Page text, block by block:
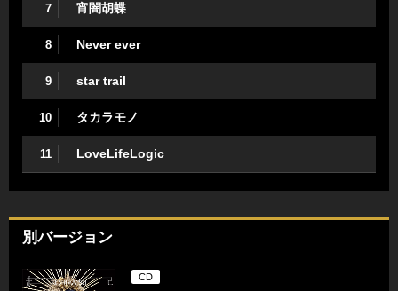
7 宵闇胡蝶
8 Never ever
9 star trail
10 タカラモノ
11 LoveLifeLogic
別バージョン
CD